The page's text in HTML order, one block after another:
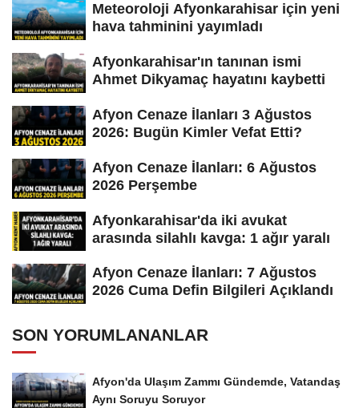
Meteoroloji Afyonkarahisar için yeni
hava tahminini yayımladı
Afyonkarahisar'ın tanınan ismi
Ahmet Dikyamaç hayatını kaybetti
Afyon Cenaze İlanları 3 Ağustos
2026: Bugün Kimler Vefat Etti?
Afyon Cenaze İlanları: 6 Ağustos
2026 Perşembe
Afyonkarahisar'da iki avukat
arasında silahlı kavga: 1 ağır yaralı
Afyon Cenaze İlanları: 7 Ağustos
2026 Cuma Defin Bilgileri Açıklandı
SON YORUMLANANLAR
Afyon'da Ulaşım Zammı Gündemde, Vatandaş
Aynı Soruyu Soruyor